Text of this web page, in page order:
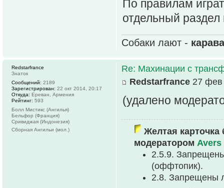
По правилам
отдельный
Собаки лают -
Re: Махинации с
Redstarfrance 27 фев
(удалено
Желтая карточка
модератором Avers
2.5.9.
(оффтопик).
2.8. Запрещены
Redstarfrance
Знаток
Сообщений: 2189
Зарегистрирован: 22 окт 2014, 20:17
Откуда: Ереван, Армения
Рейтинг: 593
Болл Мистикс (Ангилья)
Бельфор (Франция)
Сривиджая (Индонезия)
Сборная Ангильи (мол.)